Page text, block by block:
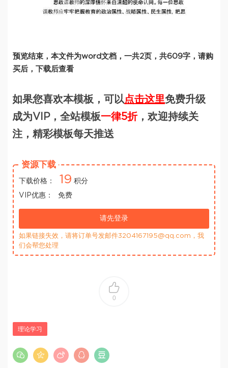
预览结束，本文件为word文档，一共2页，共609字，请购
买后，下载后查看
如果您喜欢本模板，可以点击这里免费升级
成为VIP，全站模板一律5折，欢迎持续关
注，精彩模板每天推送
资源下载
下载价格： 19 积分
VIP优惠：
免费
请先登录
如果链接失效，请将订单号发邮件3204167195@qq.com，我
们会帮您处理
0
理论学习